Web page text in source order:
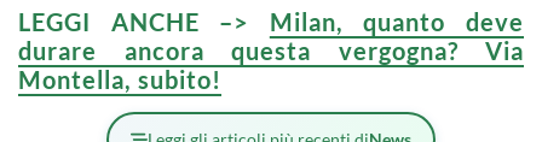
LEGGI ANCHE –> Milan, quanto deve
durare ancora questa vergogna? Via
Montella, subito!